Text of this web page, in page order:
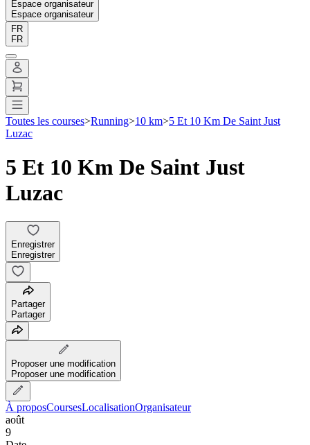
Espace organisateur
Espace organisateur
FR
FR
Toutes les courses>Running>10 km>5 Et 10 Km De Saint Just
Luzac
5 Et 10 Km De Saint Just
Luzac
Enregistrer
Enregistrer
Partager
Partager
Proposer une modification
Proposer une modification
À proposCoursesLocalisationOrganisateur
août
9